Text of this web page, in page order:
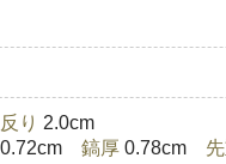
反り 2.0cm
鎬厚0.78cm